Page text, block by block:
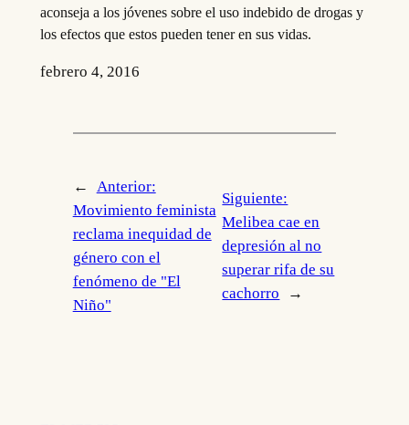
aconseja a los jóvenes sobre el uso indebido de drogas y
los efectos que estos pueden tener en sus vidas.
febrero 4, 2016
←
Anterior:
Movimiento feminista
reclama inequidad de
género con el
fenómeno de "El
Niño"
Siguiente:
Melibea cae en
depresión al no
superar rifa de su
cachorro
→